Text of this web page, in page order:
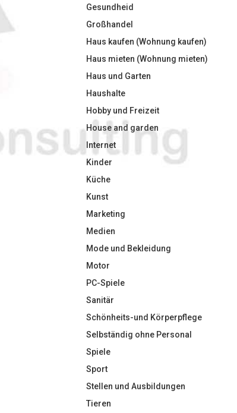
Gesundheid
Großhandel
Haus kaufen (Wohnung kaufen)
Haus mieten (Wohnung mieten)
Haus und Garten
Haushalte
Hobby und Freizeit
House and garden
Internet
Kinder
Küche
Kunst
Marketing
Medien
Mode und Bekleidung
Motor
PC-Spiele
Sanitär
Schönheits-und Körperpflege
Selbständig ohne Personal
Spiele
Sport
Stellen und Ausbildungen
Tieren